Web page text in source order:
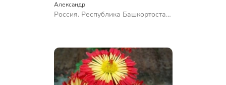
Александр
Россия, Республика Башкортостан,